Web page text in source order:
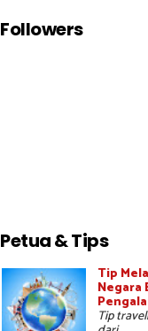
Followers
Petua & Tips
Tip
Negara
Tip